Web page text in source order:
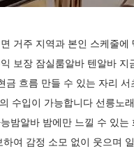
거주 지역과 본인 스케줄
보장 잠실룸알바 텐알바
흐름 만들 수 있는 자리
수입이 가능합니다 선릉노
밤알바 밤에만 느낄 수 있
여 감정 소모 없이 웃으며